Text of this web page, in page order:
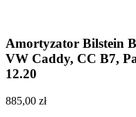
Amortyzator Bilstein
VW Caddy, CC B7,
12.20
885,00 zł